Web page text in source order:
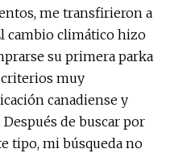
me transfirieron a
cambio climático hizo
su primera parka
muy
canadiense y
de buscar por
tipo, mi búsqueda no